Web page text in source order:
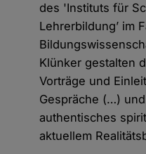
des 'Instituts für
Lehrerbildung’ im
Klünker gestalten
Vorträge und
Gespräche (…)
authentisches
aktuellem